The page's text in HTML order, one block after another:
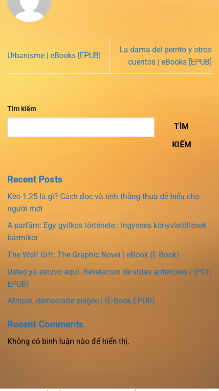
Urbanisme | eBooks [EPUB]
La dama del perrito y otros
cuentos | eBooks [EPUB]
Tìm kiếm
TÌM
KIẾM
Recent Posts
Kèo 1.25 là gì? Cách đọc và tính thắng thua dễ hiểu cho
người mới
A parfüm: Egy gyilkos története : Ingyenes könyvletöltések
bármikor
The Wolf Gift: The Graphic Novel | eBook (E-Book)
Usted ya estuvo aquí: Revelacion de vidas anteriores | (PDF,
EPUB)
Afrique, démocratie piégée | (E-Book EPUB)
Recent Comments
Không có bình luận nào để hiển thị.